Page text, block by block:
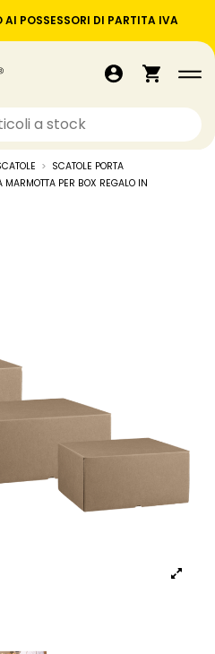
POSSESSORI DI PARTITA IVA
SCATOLE PORTA
MARMOTTA PER BOX REGALO IN